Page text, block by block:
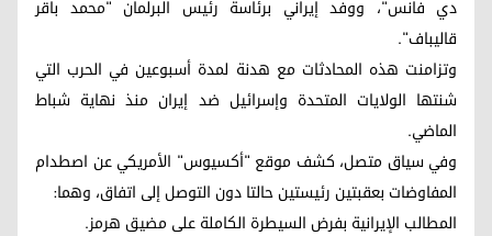
دي فانس"، ووفد إيراني برئاسة رئيس البرلمان "محمد باقر
قالیباف".
وتزامنت هذه المحادثات مع هدنة لمدة أسبوعين في الحرب التي
شنتها الولايات المتحدة وإسرائيل ضد إيران منذ نهاية شباط
الماضي.
وفي سياق متصل، كشف موقع "أكسيوس" الأمريكي عن اصطدام
المفاوضات بعقبتين رئيستين حالتا دون التوصل إلى اتفاق، وهما:
المطالب الإيرانية بفرض السيطرة الكاملة على مضيق هرمز.